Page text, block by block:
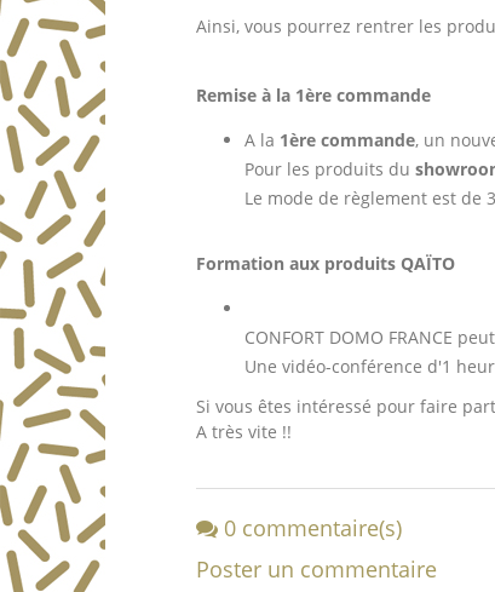
Ainsi, vous pourrez rentrer les
Remise à la 1ère commande
A la 1ère commande, un
Pour les produits du
Le mode de règlement est de
Formation aux produits QAÏTO
CONFORT DOMO FRANCE
Une vidéo-conférence d'1
Si vous êtes intéressé pour faire
A très vite !!
0 commentaire(s)
Poster un commentaire